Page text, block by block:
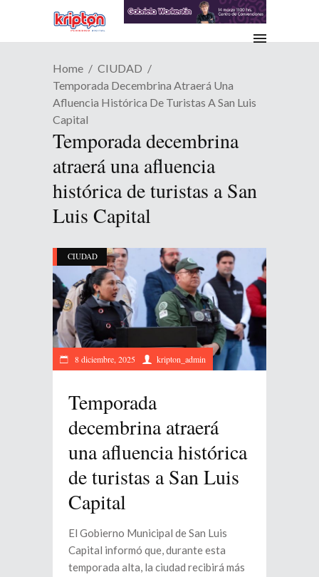
Home
CIUDAD
Temporada Decembrina Atraerá Una
Afluencia Histórica De Turistas A San Luis
Capital
Temporada decembrina
atraerá una afluencia
histórica de turistas a San
Luis Capital
CIUDAD
8 diciembre, 2025 kripton_admin
Temporada
decembrina atraerá
una afluencia histórica
de turistas a San Luis
Capital
El Gobierno Municipal de San Luis
Capital informó que, durante esta
temporada alta, la ciudad recibirá más